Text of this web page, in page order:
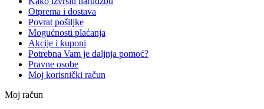
Otprema i dostava
Povrat pošiljke
Mogućnosti plaćanja
Akcije i kuponi
Potrebna Vam je daljnja pomoć?
Pravne osobe
Moj korisnički račun
Moj račun